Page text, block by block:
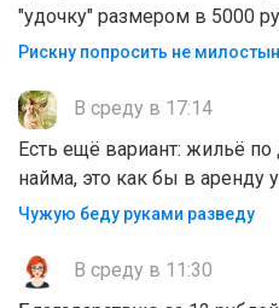
"удочку" размером в 5000
Рискну попросить не
В среду в 17:14
Есть ещё вариант: жильё по
найма, это как бы в аренду
Чужую беду руками разведу
В среду в 11:30